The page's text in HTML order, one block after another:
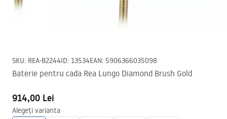
SKU: REA-B2244ID: 13534EAN: 5906366035098
Baterie pentru cada Rea Lungo Diamond Brush Gold
914,00 Lei
Alegeți varianta